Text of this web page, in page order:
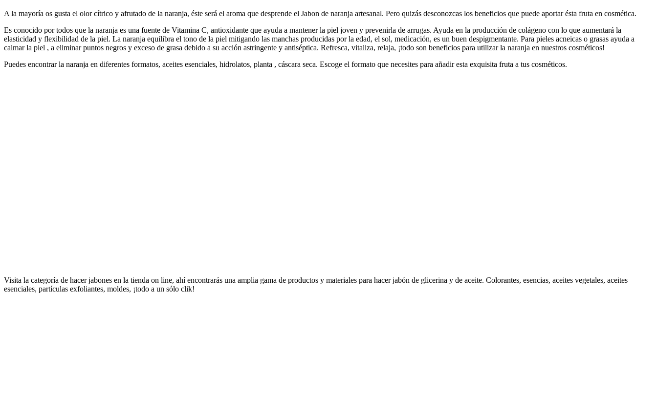
A la mayoría os gusta el olor cítrico y afrutado de la naranja, éste será el aroma que desprende el Jabon de naranja artesanal. Pero quizás desconozcas los beneficios que puede aportar ésta fruta en cosmética.
Es conocido por todos que la naranja es una fuente de Vitamina C, antioxidante que ayuda a mantener la piel joven y prevenirla de arrugas. Ayuda en la producción de colágeno con lo que aumentará la
elasticidad y flexibilidad de la piel. La naranja equilibra el tono de la piel mitigando las manchas producidas por la edad, el sol, medicación, es un buen despigmentante. Para pieles acneicas o grasas ayuda a
calmar la piel , a eliminar puntos negros y exceso de grasa debido a su acción astringente y antiséptica. Refresca, vitaliza, relaja, ¡todo son beneficios para utilizar la naranja en nuestros cosméticos!
Puedes encontrar la naranja en diferentes formatos, aceites esenciales, hidrolatos, planta , cáscara seca. Escoge el formato que necesites para añadir esta exquisita fruta a tus cosméticos.
Visita la categoría de hacer jabones en la tienda on line, ahí encontrarás una amplia gama de productos y materiales para hacer jabón de glicerina y de aceite. Colorantes, esencias, aceites vegetales, aceites
esenciales, partículas exfoliantes, moldes, ¡todo a un sólo clik!